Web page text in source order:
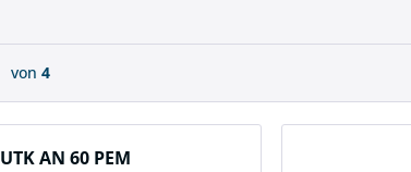
von 4
UTK AN 60 PEM